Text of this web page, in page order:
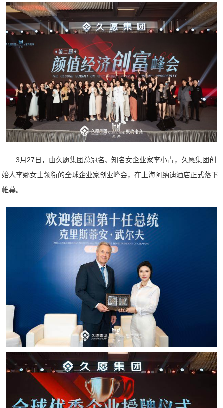
3月27日，由久愿集团总冠名、知名女企业家李小青，久愿集团创
始人李娜女士领衔的全球企业家创业峰会，在上海阿纳迪酒店正式落下
帷幕。